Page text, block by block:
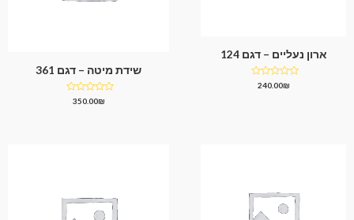
ארון נעליים – דגם 124
דורג240.00₪
שידת מיטה – דגם 361
דורג350.00₪